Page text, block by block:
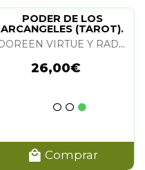
PODER DE LOS
ARCANGELES (TAROT).
EL
DOREEN VIRTUE Y RADLEIGH VALENTINE
26,00€
Comprar